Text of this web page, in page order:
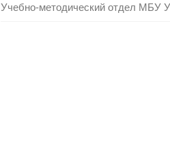
Учебно-методический отдел МБУ